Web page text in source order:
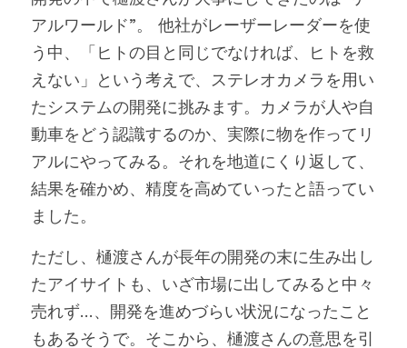
アルワールド”。 他社がレーザーレーダーを使
う中、「ヒトの目と同じでなければ、ヒトを救
えない」という考えで、ステレオカメラを用い
たシステムの開発に挑みます。カメラが人や自
動車をどう認識するのか、実際に物を作ってリ
アルにやってみる。それを地道にくり返して、
結果を確かめ、精度を高めていったと語ってい
ました。
ただし、樋渡さんが長年の開発の末に生み出し
たアイサイトも、いざ市場に出してみると中々
売れず…、開発を進めづらい状況になったこと
もあるそうで。そこから、樋渡さんの意思を引